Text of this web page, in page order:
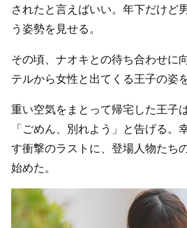
されたと言えばいい。年下だけど
う姿勢を見せる。
その頃、ナオキとの待ち合わせに
テルから女性と出てくる王子の姿
重い空気をまとって帰宅した王子
「ごめん、別れよう」と告げる。
す衝撃のラストに、登場人物たち
始めた。